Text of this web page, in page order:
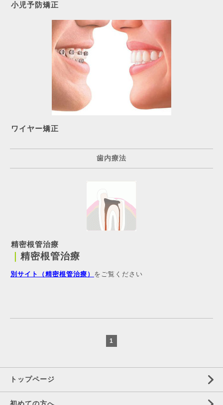
小児予防矯正
ワイヤー矯正
歯内療法
精密根管治療
精密根管治療
別サイト（精密根管治療） をご覧ください
1
トップページ